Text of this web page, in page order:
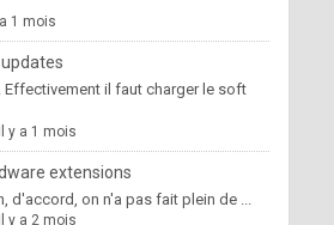
a 1 mois
updates
Effectivement il faut charger le soft
Il y a 1 mois
extensions
d'accord, on n'a pas fait plein de ...
Il y a 2 mois